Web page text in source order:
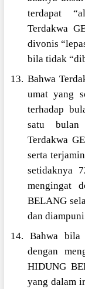
terdapat
Terdakwa
divonis
bila tidak
13. Bahwa
umat yang
terhadap
satu bulan
Terdakwa
serta
setidaknya
mengingat
BELANG
dan
14. Bahwa bila
dengan
HIDUNG
yang dalam